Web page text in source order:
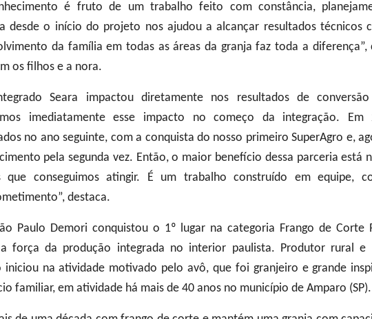
é fruto de um trabalho feito com constância,
desde o início do projeto nos ajudou a alcançar resultados técnicos
da família em todas as áreas da granja faz toda a diferença”,
os filhos e a nora.
Seara impactou diretamente nos resultados de
imediatamente esse impacto no começo da integração. Em
no ano seguinte, com a conquista do nosso primeiro SuperAgro e,
pela segunda vez. Então, o maior benefício dessa parceria está
que conseguimos atingir. É um trabalho construído em equipe,
destaca.
Paulo Demori conquistou o 1º lugar na categoria Frango de Corte
força da produção integrada no interior paulista. Produtor rural e
iniciou na atividade motivado pelo avô, que foi granjeiro e grande
familiar, em atividade há mais de 40 anos no município de Amparo (SP).